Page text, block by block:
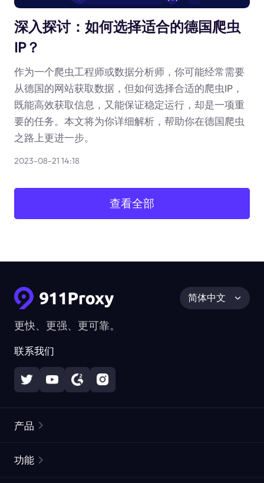
深入探讨：如何选择适合的德国爬虫
IP？
作为一个爬虫工程师或数据分析师，你可能经常需要
从德国的网站获取数据，但如何选择合适的爬虫IP，
既能高效获取信息，又能保证稳定运行，却是一项重
要的任务。本文将为你详细解析，帮助你在德国爬虫
之路上更进一步。
2023-08-21 14:18
查看全部
更快、更强、更可靠。
联系我们
简体中文
产品
功能